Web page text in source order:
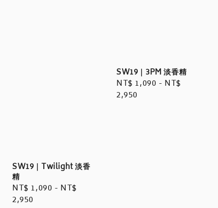
SW19｜Twilight 淡香
精
Regular
price
NT$ 1,090 - NT$
2,950
SW19｜3PM 淡香精
Regular
price
NT$ 1,090 - NT$
2,950